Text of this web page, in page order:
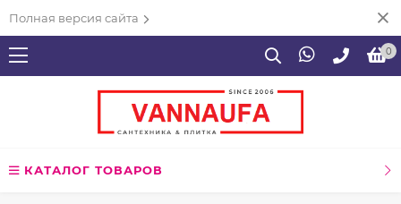
Полная версия сайта
0
КАТАЛОГ ТОВАРОВ